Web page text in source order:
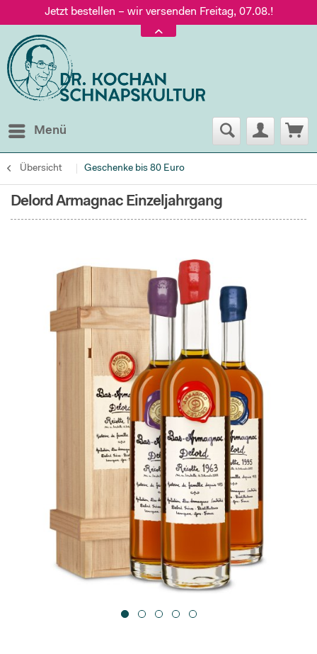
Jetzt bestellen – wir versenden Freitag, 07.08.!
Versand nur 5,60 €, gratis ab 95 € Warenwert
Jetzt bestellen – wir versenden Freitag, 07.08.!
Menü
Übersicht Geschenke bis 80 Euro
Delord Armagnac Einzeljahrgang